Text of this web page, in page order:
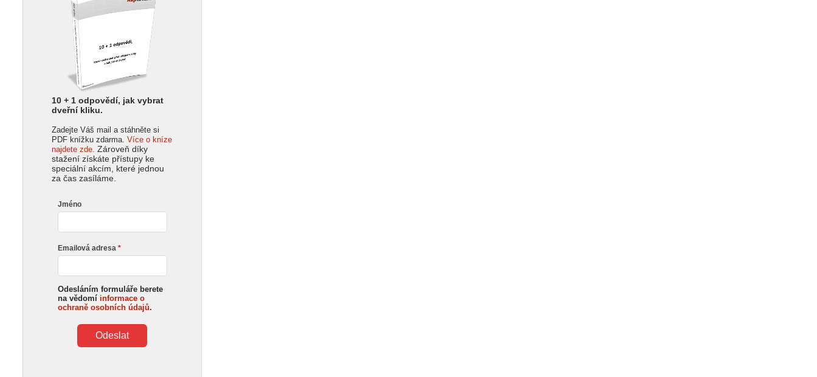
10 + 1 odpovědí, jak vybrat
dveřní kliku.
Zadejte Váš mail a stáhněte si
PDF knížku zdarma. Více o kníze
najdete zde. Zároveň díky
stažení získáte přístupy ke
speciální akcím, které jednou
za čas zasíláme.
Jméno
Emailová adresa
Odesláním formuláře berete
na vědomí informace o
ochraně osobních údajů.
Odeslat